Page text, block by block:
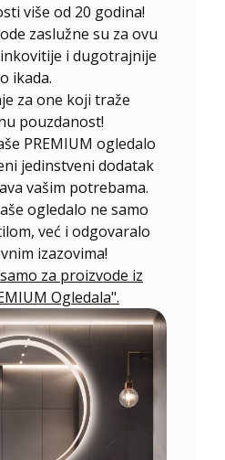
više od 20 godina!
zaslužne su za ovu
i dugotrajnije
ikada.
za one koji traže
pouzdanost!
PREMIUM ogledalo
jedinstveni dodatak
vašim potrebama.
ogledalo ne samo
već i odgovaralo
izazovima!
za proizvode iz
Ogledala".